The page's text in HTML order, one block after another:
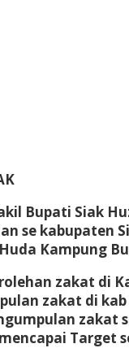
Bupati Siak
se kabupaten
Kampung
zakat di
zakat di
zakat
Target